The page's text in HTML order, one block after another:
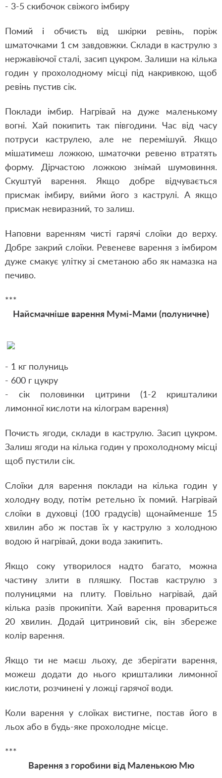
- 3-5 скибочок свіжого імбиру
Помий і обчисть від шкірки ревінь, поріж
шматочками 1 см завдовжки. Склади в каструлю з
нержавіючої сталі, засип цукром. Залиши на кілька
годин у прохолодному місці під накривкою, щоб
ревінь пустив сік.
Поклади імбир. Нагрівай на дуже маленькому
вогні. Хай покипить так півгодини. Час від часу
потруси каструлею, але не перемішуй. Якщо
мішатимеш ложкою, шматочки ревеню втратять
форму. Дірчастою ложкою знімай шумовиння.
Скуштуй варення. Якщо добре відчувається
присмак імбиру, вийми його з каструлі. А якщо
присмак невиразний, то залиш.
Наповни варенням чисті гарячі слоїки до верху.
Добре закрий слоїки. Ревеневе варення з імбиром
дуже смакує улітку зі сметаною або як намазка на
печиво.
***
Найсмачніше варення Мумі-Мами (полуничне)
- 1 кг полуниць
- 600 г цукру
- сік половинки цитрини (1-2 кришталики
лимонної кислоти на кілограм варення)
Почисть ягоди, склади в каструлю. Засип цукром.
Залиш ягоди на кілька годин у прохолодному місці
щоб пустили сік.
Слоїки для варення поклади на кілька годин у
холодну воду, потім ретельно їх помий. Нагрівай
слоїки в духовці (100 градусів) щонайменше 15
хвилин або ж постав їх у каструлю з холодною
водою й нагрівай, доки вода закипить.
Якщо соку утворилося надто багато, можна
частину злити в пляшку. Постав каструлю з
полуницями на плиту. Повільно нагрівай, дай
кілька разів прокипіти. Хай варення провариться
20 хвилин. Додай цитриновий сік, він збереже
колір варення.
Якщо ти не маєш льоху, де зберігати варення,
можеш додати до нього кришталики лимонної
кислоти, розчинені у ложці гарячої води.
Коли варення у слоїках вистигне, постав його в
льох або в будь-яке прохолодне місце.
***
Варення з горобини від Маленькою Мю